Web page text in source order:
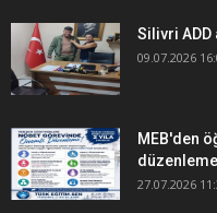
Silivri ADD
09.07.2026
MEB'den
düzenleme
27.07.2026